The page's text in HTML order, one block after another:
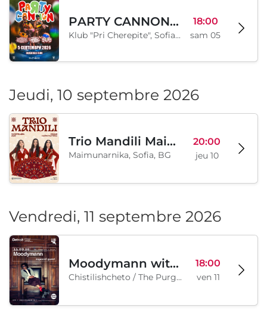
PARTY CANNON live in Sofia
Klub "Pri Cherepite", Sofia, BG
18:00
sam 05
Jeudi, 10 septembre 2026
Trio Mandili Maimunarnika- Sofia
Maimunarnika, Sofia, BG
20:00
jeu 10
Vendredi, 11 septembre 2026
Moodymann with special guests
Chistilishcheto / The Purgatory, Sofia, BG
18:00
ven 11